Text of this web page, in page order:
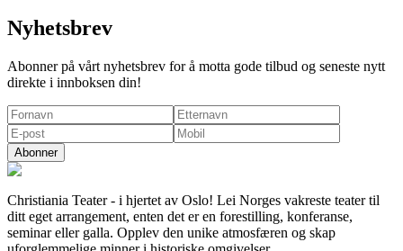
Nyhetsbrev
Abonner på vårt nyhetsbrev for å motta gode tilbud og seneste nytt
direkte i innboksen din!
Abonner
Christiania Teater - i hjertet av Oslo! Lei Norges vakreste teater til
ditt eget arrangement, enten det er en forestilling, konferanse,
seminar eller galla. Opplev den unike atmosfæren og skap